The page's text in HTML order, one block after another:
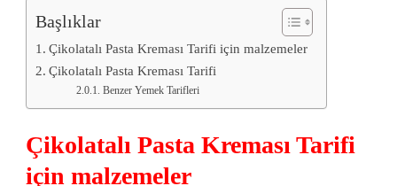
Başlıklar
Çikolatalı Pasta Kreması Tarifi için malzemeler
Çikolatalı Pasta Kreması Tarifi
Benzer Yemek Tarifleri
Çikolatalı Pasta Kreması Tarifi
için malzemeler